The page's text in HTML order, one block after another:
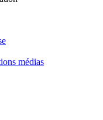
médias